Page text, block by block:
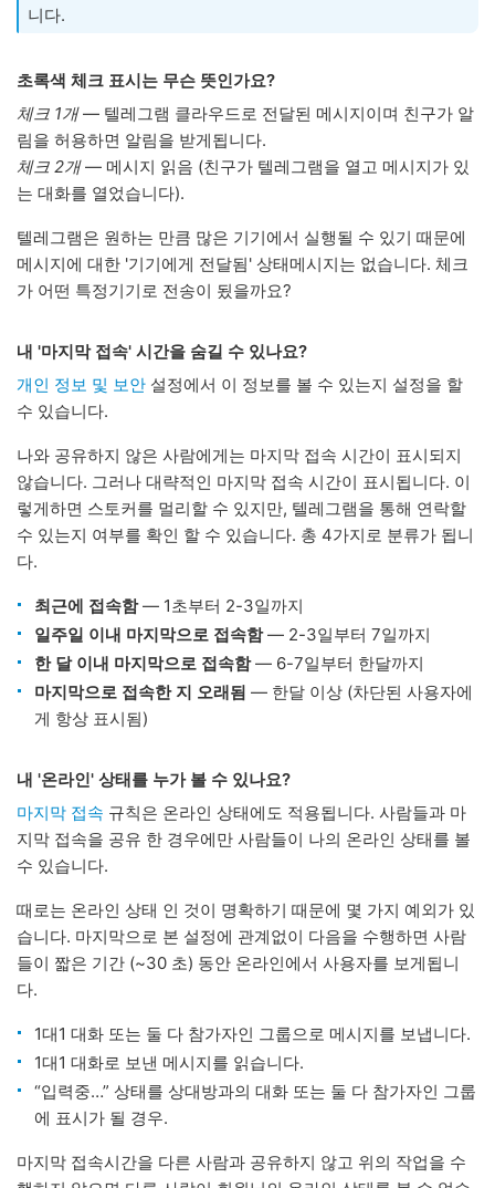
니다.
초록색 체크 표시는 무슨 뜻인가요?
체크 1개— 텔레그램 클라우드로 전달된 메시지이며 친구가 알
림을 허용하면 알림을 받게됩니다.
체크 2개— 메시지 읽음 (친구가 텔레그램을 열고 메시지가 있
는 대화를 열었습니다).
텔레그램은 원하는 만큼 많은 기기에서 실행될 수 있기 때문에
메시지에 대한 '기기에게 전달됨' 상태메시지는 없습니다. 체크
가 어떤 특정기기로 전송이 됬을까요?
내 '마지막 접속' 시간을 숨길 수 있나요?
개인 정보 및 보안 설정에서 이 정보를 볼 수 있는지 설정을 할
수 있습니다.
나와 공유하지 않은 사람에게는 마지막 접속 시간이 표시되지
않습니다. 그러나 대략적인 마지막 접속 시간이 표시됩니다. 이
렇게하면 스토커를 멀리할 수 있지만, 텔레그램을 통해 연락할
수 있는지 여부를 확인 할 수 있습니다. 총 4가지로 분류가 됩니
다.
최근에 접속함— 1초부터 2-3일까지
일주일 이내 마지막으로 접속함— 2-3일부터 7일까지
한 달 이내 마지막으로 접속함— 6-7일부터 한달까지
마지막으로 접속한 지 오래됨 — 한달 이상 (차단된 사용자에
게 항상 표시됨)
내 '온라인' 상태를 누가 볼 수 있나요?
마지막 접속 규칙은 온라인 상태에도 적용됩니다. 사람들과 마
지막 접속을 공유 한 경우에만 사람들이 나의 온라인 상태를 볼
수 있습니다.
때로는 온라인 상태 인 것이 명확하기 때문에 몇 가지 예외가 있
습니다. 마지막으로 본 설정에 관계없이 다음을 수행하면 사람
들이 짧은 기간 (~30 초) 동안 온라인에서 사용자를 보게됩니
다.
1대1 대화 또는 둘 다 참가자인 그룹으로 메시지를 보냅니다.
1대1 대화로 보낸 메시지를 읽습니다.
“입력중…” 상태를 상대방과의 대화 또는 둘 다 참가자인 그룹
에 표시가 될 경우.
마지막 접속시간을 다른 사람과 공유하지 않고 위의 작업을 수